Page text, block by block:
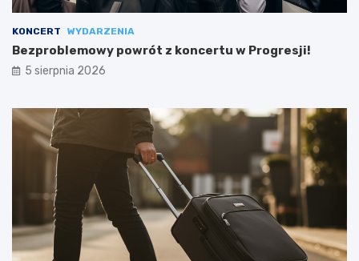
KONCERT WYDARZENIA
Bezproblemowy powrót z koncertu w Progresji!
5 sierpnia 2026